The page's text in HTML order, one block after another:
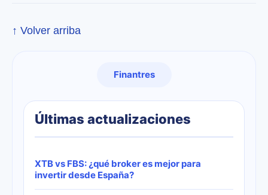
↑ Volver arriba
Finantres
Últimas actualizaciones
XTB vs FBS: ¿qué broker es mejor para
invertir desde España?